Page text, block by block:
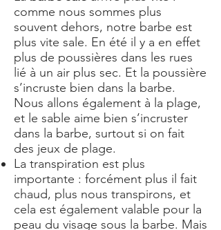
comme nous sommes plus
souvent dehors, notre barbe est
plus vite sale. En été il y a en effet
plus de poussières dans les rues
lié à un air plus sec. Et la poussière
s’incruste bien dans la barbe.
Nous allons également à la plage,
et le sable aime bien s’incruster
dans la barbe, surtout si on fait
des jeux de plage.
La transpiration est plus
importante : forcément plus il fait
chaud, plus nous transpirons, et
cela est également valable pour la
peau du visage sous la barbe. Mais